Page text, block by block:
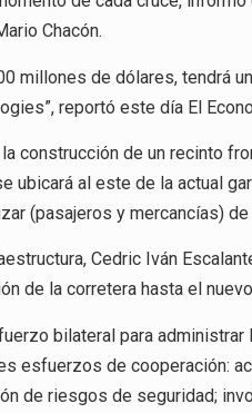
El superávit comercial de
El Tribunal Federal de
El Gobierno de Estados
Chacón.
millones de dólares, tendrá
reportó este día El
construcción de un recinto
ubicará al este de la actual
(pasajeros y mercancías)
Cedric Iván
de la corretera hasta el
bilateral para
esfuerzos de cooperación:
de riesgos de seguridad;